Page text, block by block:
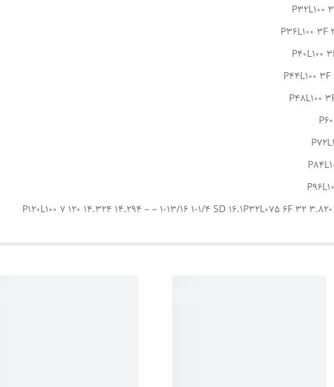
P32L100
P36L100
P40L100
P44L100
P48L100
P120L100 7 120 14.324 14.294 – – 1-13/16 1-1/4 SD 16.1P32L075 6F 32